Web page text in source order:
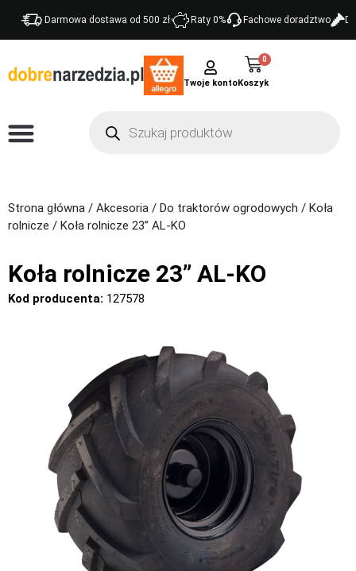
Darmowa dostawa od 500 zł Raty 0% Fachowe doradztwo
Twoje konto
0
Strona główna / Akcesoria / Do traktorów ogrodowych / Koła
rolnicze / Koła rolnicze 23” AL-KO
Koła rolnicze 23” AL-KO
Kod producenta: 127578